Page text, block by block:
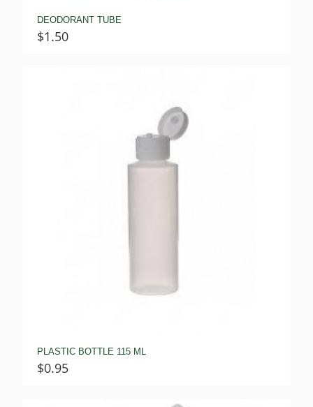
DEODORANT TUBE
$1.50
PLASTIC BOTTLE 115 ML
$0.95